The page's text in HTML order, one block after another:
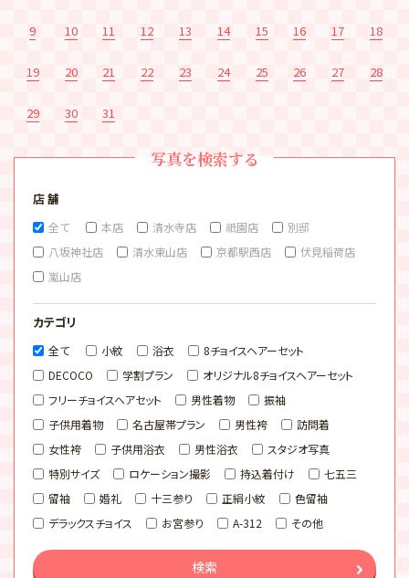
9 10 11 12 13 14 15 16 17 18
19 20 21 22 23 24 25 26 27 28
29 30 31
写真を検索する
店 舗
全て 本店 清水寺店 祇園店
別邸
八坂神社店
清水東山店 京都駅西店
伏見稲荷店
嵐山店
カテゴリ
全て 小紋 浴衣
8チョイスヘアーセット
DECOCO
学割プラン
オリジナル8チョイスヘアーセット
フリーチョイスヘアセット
男性着物
振袖
子供用着物
名古屋帯プラン 男性袴
訪問着
女性袴
子供用浴衣 男性浴衣
スタジオ写真
特別サイズ
ロケーション撮影 持込着付け
七五三
留袖
婚礼 十三参り 正絹小紋
色留袖
デラックスチョイス
お宮参り A-312 その他
検索